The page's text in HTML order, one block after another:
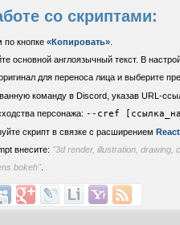
со скриптами:
по кнопке «Копировать»
основной англоязычный текст. В
оригинал для переноса лица и выберите
команду в Discord, указав URL-
персонажа: --cref
скрипт в связке с расширением
внесите: "3d render, illustration, drawing,
bokeh"